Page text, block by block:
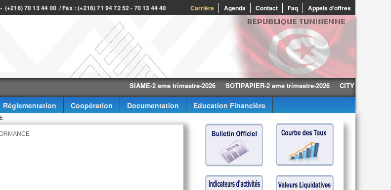
Carrière Agenda Contact Faq Appels d'offres
(+216) 70 13 44 00 / Fax : (+216) 71 94 72 52 - 70 13 44 40
SIAME-2 eme trimestre-2026 SOTIPAPIER-2 eme trimestre-2026 CITY CARS-2 eme
Réglementation Coopération Documentation
Education Financière